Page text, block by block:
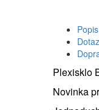
Plexisklo
Novinka